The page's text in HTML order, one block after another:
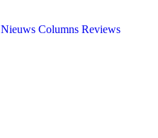
Nieuws Columns Reviews